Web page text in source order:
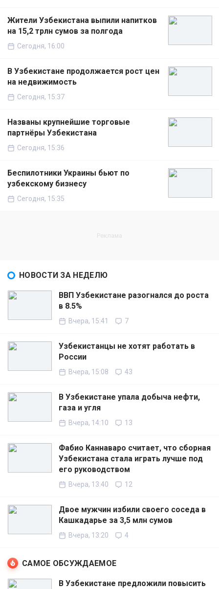
Жители Узбекистана выпили напитков
на 15,2 трлн сумов за полгода
Сегодня, 16:00
В Узбекистане продолжается рост цен
на недвижимость
Сегодня, 15:37
Названы крупнейшие торговые
партнёры Узбекистана
Сегодня, 15:36
Беспилотники Украины бьют по
узбекскому бизнесу
Сегодня, 15:35
НОВОСТИ ЗА НЕДЕЛЮ
ВВП Узбекистане разогнался до роста
в 8.5%
Вчера, 15:41 7
Узбекистанцы не хотят работать в
России
Вчера, 15:08 43
В Узбекистане упала добыча нефти,
газа и угля
Вчера, 14:10 13
Фабио Каннаваро считает, что сборная
Узбекистана стала играть лучше под
его руководством
Вчера, 13:40 12
Двое мужчин избили своего соседа в
Кашкадарье за 3,5 млн сумов
Вчера, 13:20 4
САМОЕ ОБСУЖДАЕМОЕ
В Узбекистане предложили повысить